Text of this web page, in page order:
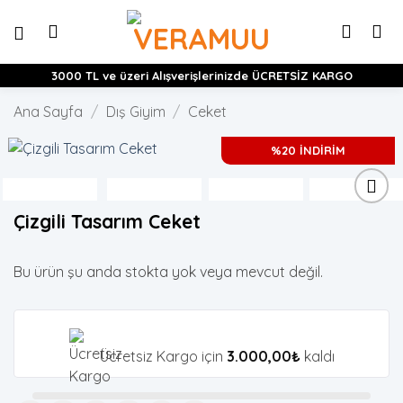
atla
3000 TL ve üzeri Alışverişlerinizde ÜCRETSİZ KARGO
Ana Sayfa / Dış Giyim / Ceket
%20 İNDİRİM
Çizgili Tasarım Ceket
Bu ürün şu anda stokta yok veya mevcut değil.
Ücretsiz Kargo için 3.000,00₺kaldı